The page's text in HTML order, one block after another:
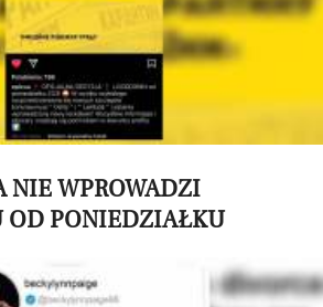
NIE WPROWADZI
OD PONIEDZIAŁKU